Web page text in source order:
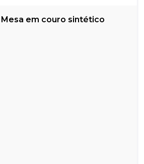
em couro sintético